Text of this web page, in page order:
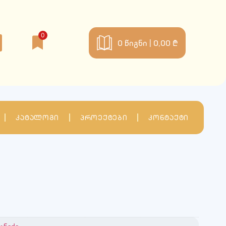
0
0 წიგნი | 0,00 ₾
კატალოგი პროექტები კონტაქტი